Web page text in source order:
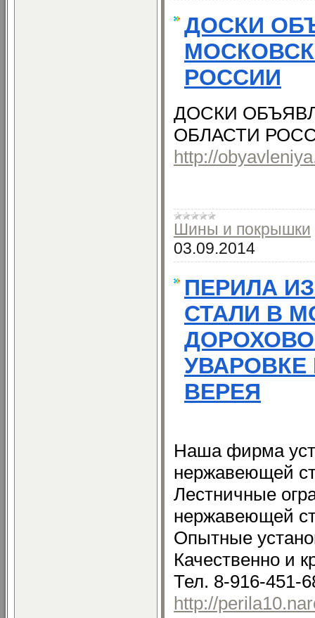
ДОСКИ
РОССИИ
ДОСКИ
ОБЛАСТИ
http://
Шины и покрышки
03.09.2014
ПЕРИЛА
СТАЛИ В
ВЕРЕЯ
Наша фирма
нержавеющей
Лестничные
нержавеющей
Опытные
Качественно и
Тел. 8-916-451-
http://